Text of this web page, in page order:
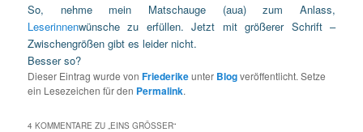
So, nehme mein Matschauge (aua) zum Anlass,
Leserinnenwünsche zu erfüllen. Jetzt mit größerer Schrift –
Zwischengrößen gibt es leider nicht.
Besser so?
Dieser Eintrag wurde vonFriederikeunter Blogveröffentlicht. Setze
ein Lesezeichen für den Permalink.
4 KOMMENTARE ZU „EINS GRÖSSER “